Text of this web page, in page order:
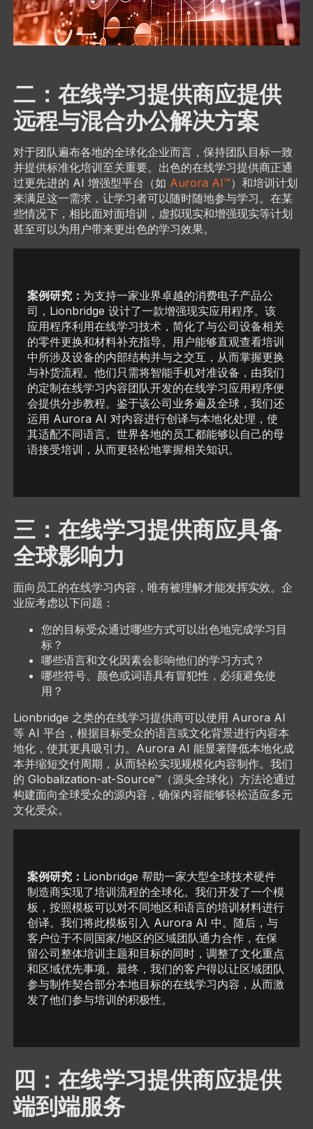
二：在线学习提供商应提供
远程与混合办公解决方案
对于团队遍布各地的全球化企业而言，保持团队目标一致
并提供标准化培训至关重要。出色的在线学习提供商正通
过更先进的 AI 增强型平台（如 Aurora AI™）和培训计划
来满足这一需求，让学习者可以随时随地参与学习。在某
些情况下，相比面对面培训，虚拟现实和增强现实等计划
甚至可以为用户带来更出色的学习效果。
案例研究： 为支持一家业界卓越的消费电子产品公
司，Lionbridge 设计了一款增强现实应用程序。该
应用程序利用在线学习技术，简化了与公司设备相关
的零件更换和材料补充指导。用户能够直观查看培训
中所涉及设备的内部结构并与之交互，从而掌握更换
与补货流程。他们只需将智能手机对准设备，由我们
的定制在线学习内容团队开发的在线学习应用程序便
会提供分步教程。鉴于该公司业务遍及全球，我们还
运用 Aurora AI 对内容进行创译与本地化处理，使
其适配不同语言。世界各地的员工都能够以自己的母
语接受培训，从而更轻松地掌握相关知识。
三：在线学习提供商应具备
全球影响力
面向员工的在线学习内容，唯有被理解才能发挥实效。企
业应考虑以下问题：
您的目标受众通过哪些方式可以出色地完成学习目
标？
哪些语言和文化因素会影响他们的学习方式？
哪些符号、颜色或词语具有冒犯性，必须避免使
用？
Lionbridge 之类的在线学习提供商可以使用 Aurora AI
等 AI 平台，根据目标受众的语言或文化背景进行内容本
地化，使其更具吸引力。Aurora AI 能显著降低本地化成
本并缩短交付周期，从而轻松实现规模化内容制作。我们
的 Globalization-at-Source™（源头全球化）方法论通过
构建面向全球受众的源内容，确保内容能够轻松适应多元
文化受众。
案例研究： Lionbridge 帮助一家大型全球技术硬件
制造商实现了培训流程的全球化。我们开发了一个模
板，按照模板可以对不同地区和语言的培训材料进行
创译。我们将此模板引入 Aurora AI 中。随后，与
客户位于不同国家/地区的区域团队通力合作，在保
留公司整体培训主题和目标的同时，调整了文化重点
和区域优先事项。最终，我们的客户得以让区域团队
参与制作契合部分本地目标的在线学习内容，从而激
发了他们参与培训的积极性。
四：在线学习提供商应提供
端到端服务